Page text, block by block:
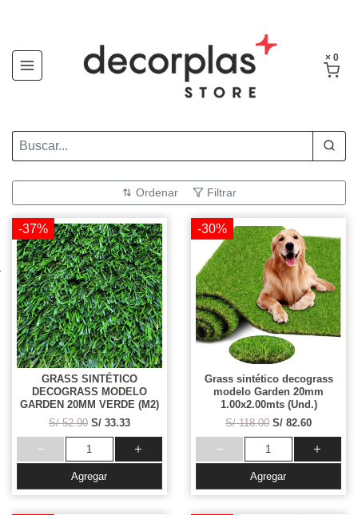
× 0
Ordenar Filtrar
-37%
GRASS SINTÉTICO
DECOGRASS MODELO
GARDEN 20MM VERDE (M2)
S/ 52.90 S/ 33.33
Agregar
-30%
Grass sintético decograss
modelo Garden 20mm
1.00x2.00mts (Und.)
S/ 118.00 S/ 82.60
Agregar